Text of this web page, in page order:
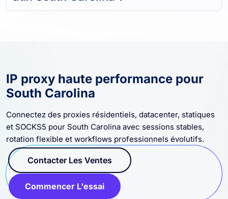
IP proxy haute performance pour
South Carolina
Connectez des proxies résidentiels, datacenter, statiques
et SOCKS5 pour South Carolina avec sessions stables,
rotation flexible et workflows professionnels évolutifs.
Contacter Les Ventes
Commencer L'essai